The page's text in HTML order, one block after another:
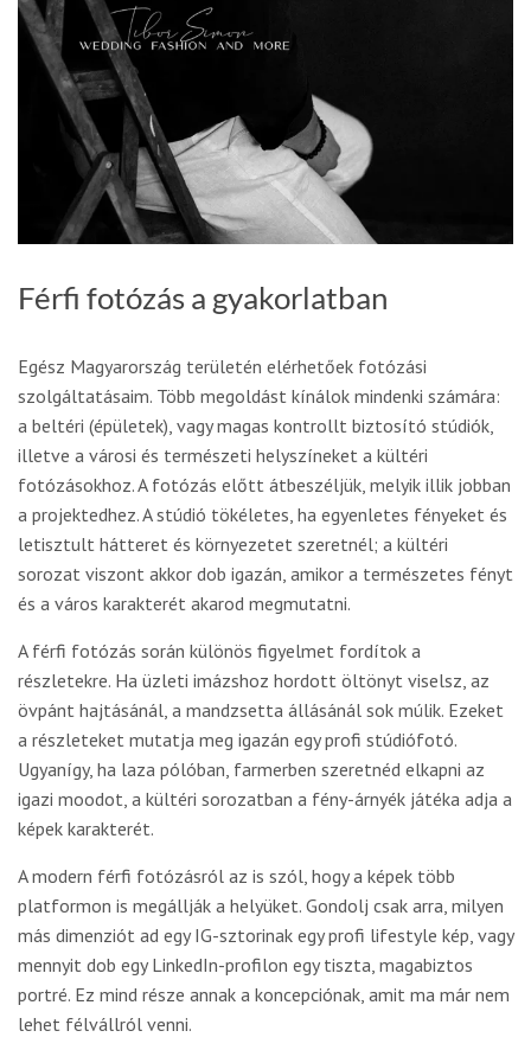
Férfi fotózás a gyakorlatban
Egész Magyarország területén elérhetőek fotózási
szolgáltatásaim. Több megoldást kínálok mindenki számára:
a beltéri (épületek), vagy magas kontrollt biztosító stúdiók,
illetve a városi és természeti helyszíneket a kültéri
fotózásokhoz. A fotózás előtt átbeszéljük, melyik illik jobban
a projektedhez. A stúdió tökéletes, ha egyenletes fényeket és
letisztult hátteret és környezetet szeretnél; a kültéri
sorozat viszont akkor dob igazán, amikor a természetes fényt
és a város karakterét akarod megmutatni.
A férfi fotózás során különös figyelmet fordítok a
részletekre. Ha üzleti imázshoz hordott öltönyt viselsz, az
övpánt hajtásánál, a mandzsetta állásánál sok múlik. Ezeket
a részleteket mutatja meg igazán egy profi stúdiófotó.
Ugyanígy, ha laza pólóban, farmerben szeretnéd elkapni az
igazi moodot, a kültéri sorozatban a fény-árnyék játéka adja a
képek karakterét.
A modern férfi fotózásról az is szól, hogy a képek több
platformon is megállják a helyüket. Gondolj csak arra, milyen
más dimenziót ad egy IG-sztorinak egy profi lifestyle kép, vagy
mennyit dob egy LinkedIn-profilon egy tiszta, magabiztos
portré. Ez mind része annak a koncepciónak, amit ma már nem
lehet félvállról venni.